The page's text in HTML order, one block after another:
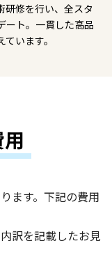
研修を行い、全スタ
ート。一貫した高品
います。
ます。下記の費用
訳を記載したお見